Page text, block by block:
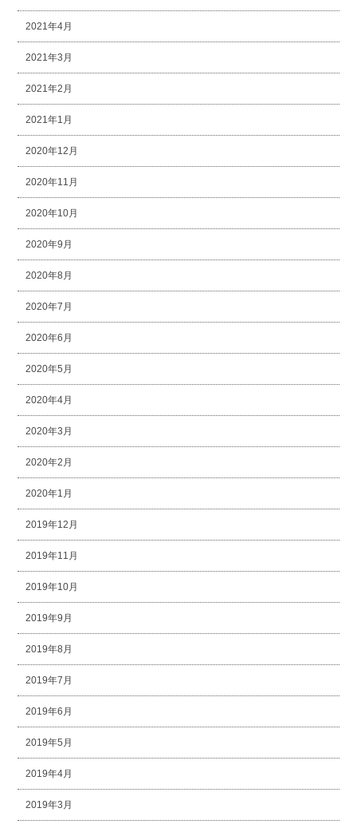
2021年4月
2021年3月
2021年2月
2021年1月
2020年12月
2020年11月
2020年10月
2020年9月
2020年8月
2020年7月
2020年6月
2020年5月
2020年4月
2020年3月
2020年2月
2020年1月
2019年12月
2019年11月
2019年10月
2019年9月
2019年8月
2019年7月
2019年6月
2019年5月
2019年4月
2019年3月